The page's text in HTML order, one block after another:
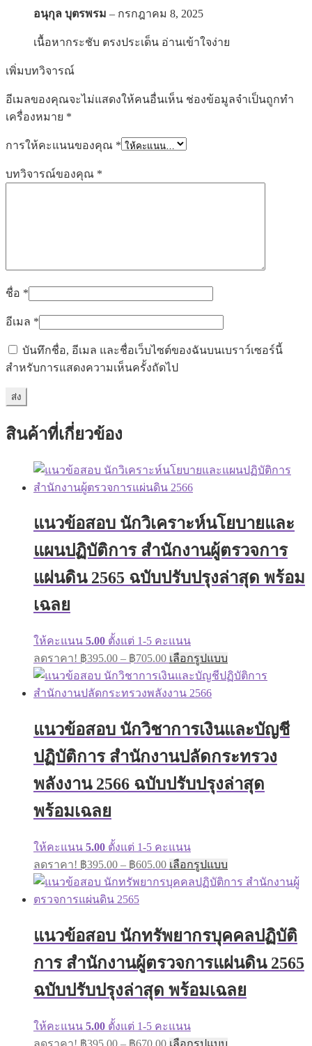
อนุกุล บุตรพรม – กรกฎาคม 8, 2025
เนื้อหากระชับ ตรงประเด็น อ่านเข้าใจง่าย
เพิ่มบทวิจารณ์
อีเมลของคุณจะไม่แสดงให้คนอื่นเห็น ช่องข้อมูลจำเป็นถูกทำ
เครื่องหมาย *
การให้คะแนนของคุณ *
บทวิจารณ์ของคุณ *
ชื่อ *
อีเมล *
บันทึกชื่อ, อีเมล และชื่อเว็บไซต์ของฉันบนเบราว์เซอร์นี้
สำหรับการแสดงความเห็นครั้งถัดไป
สินค้าที่เกี่ยวข้อง
แนวข้อสอบ นักวิเคราะห์นโยบายและ
แผนปฏิบัติการ สำนักงานผู้ตรวจการ
แผ่นดิน 2565 ฉบับปรับปรุงล่าสุด พร้อม
เฉลย
ให้คะแนน 5.00 ตั้งแต่ 1-5 คะแนน
ลดราคา! ฿395.00 – ฿705.00Price
range:
฿395.00
through
เลือกรูปแบบ
product
has
options
be
chosen
on
the
แนวข้อสอบ นักวิชาการเงินและบัญชี
ปฏิบัติการ สำนักงานปลัดกระทรวง
พลังงาน 2566 ฉบับปรับปรุงล่าสุด
พร้อมเฉลย
ให้คะแนน 5.00 ตั้งแต่ 1-5 คะแนน
ลดราคา! ฿395.00 – ฿605.00Price
range:
฿395.00
เลือกรูปแบบ
product
has
options
be
chosen
on
the
แนวข้อสอบ นักทรัพยากรบุคคลปฏิบัติ
การ สำนักงานผู้ตรวจการแผ่นดิน 2565
ฉบับปรับปรุงล่าสุด พร้อมเฉลย
ให้คะแนน 5.00 ตั้งแต่ 1-5 คะแนน
ลดราคา! ฿395.00 – ฿670.00Price
เลือกรูปแบบ